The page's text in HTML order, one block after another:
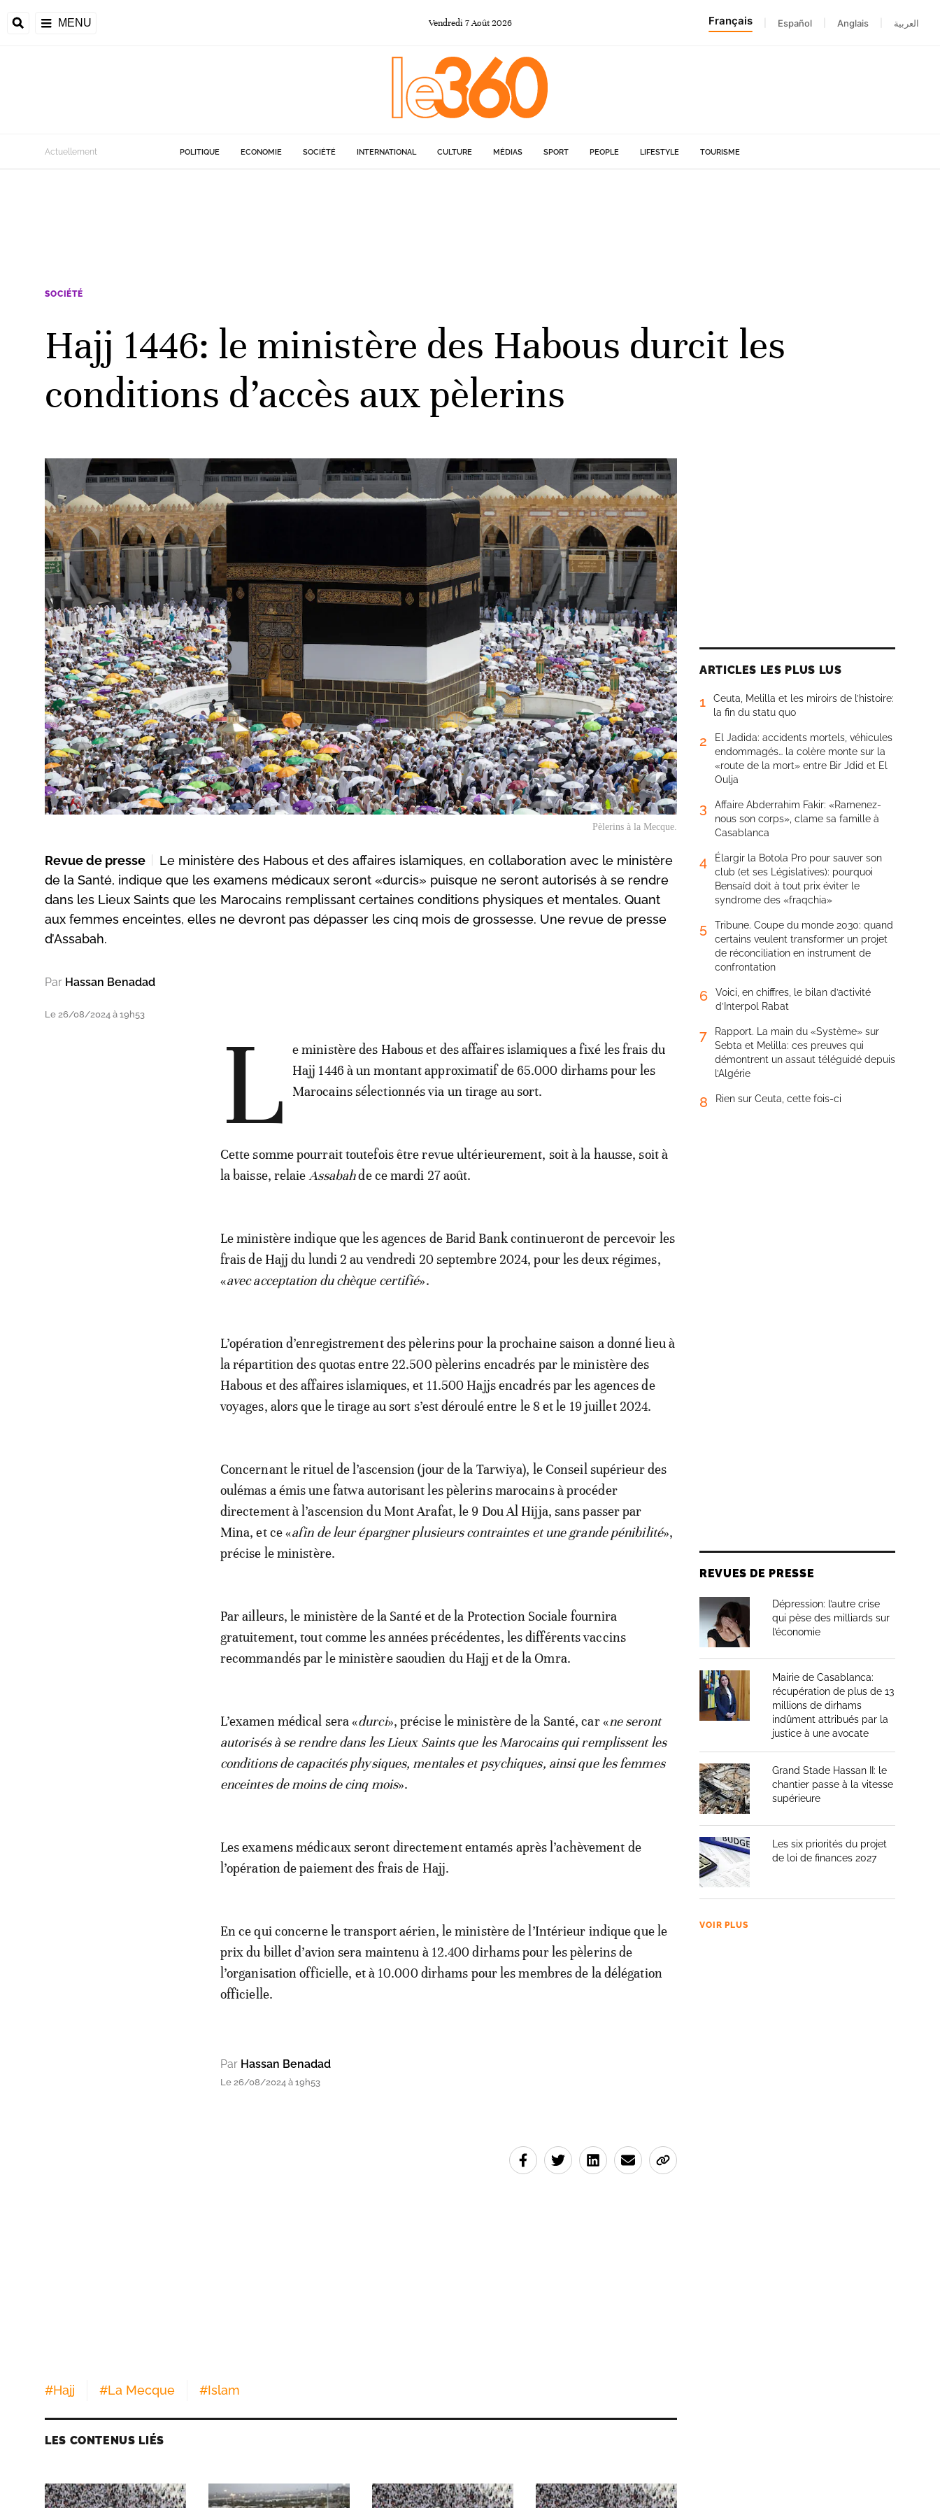
MENU Vendredi 7Août 2026 Français Español Anglais العربية
Actuellement POLITIQUE ECONOMIE SOCIÉTÉ INTERNATIONAL CULTURE MÉDIAS SPORT PEOPLE LIFESTYLE TOURISME
SOCIÉTÉ
Hajj 1446: le ministère des Habous durcit les
conditions d’accès aux pèlerins
Pèlerins à la Mecque.
Revue de presse
Le ministère des Habous et des affaires islamiques, en collaboration avec le ministère
de la Santé, indique que les examens médicaux seront «durcis» puisque ne seront autorisés à se rendre
dans les Lieux Saints que les Marocains remplissant certaines conditions physiques et mentales. Quant
aux femmes enceintes, elles ne devront pas dépasser les cinq mois de grossesse. Une revue de presse
d’Assabah.
Par Hassan Benadad
Le 26/08/2024 à 19h53 L
e ministère des Habous et des affaires islamiques a fixé les frais du
Hajj 1446 à un montant approximatif de 65.000 dirhams pour les
Marocains sélectionnés via un tirage au sort.
Cette somme pourrait toutefois être revue ultérieurement, soit à la hausse, soit à
la baisse, relaie Assabahde ce mardi 27 août.
Le ministère indique que les agences de Barid Bank continueront de percevoir les
frais de Hajj du lundi 2 au vendredi 20 septembre 2024, pour les deux régimes,
«avec acceptation du chèque certifié».
L’opération d’enregistrement des pèlerins pour la prochaine saison a donné lieu à
la répartition des quotas entre 22.500 pèlerins encadrés par le ministère des
Habous et des affaires islamiques, et 11.500 Hajjs encadrés par les agences de
voyages, alors que le tirage au sort s’est déroulé entre le 8 et le 19 juillet 2024.
Concernant le rituel de l’ascension (jour de la Tarwiya), le Conseil supérieur des
oulémas a émis une fatwa autorisant les pèlerins marocains à procéder
directement à l’ascension du Mont Arafat, le 9 Dou Al Hijja, sans passer par
Mina, et ce «afin de leur épargner plusieurs contraintes et une grande pénibilité»,
précise le ministère.
Par ailleurs, le ministère de la Santé et de la Protection Sociale fournira
gratuitement, tout comme les années précédentes, les différents vaccins
recommandés par le ministère saoudien du Hajj et de la Omra.
L’examen médical sera «durci», précise le ministère de la Santé, car «ne seront
autorisés à se rendre dans les Lieux Saints que les Marocains qui remplissent les
conditions de capacités physiques, mentales et psychiques, ainsi que les femmes
enceintes de moins de cinq mois».
Les examens médicaux seront directement entamés après l’achèvement de
l’opération de paiement des frais de Hajj.
En ce qui concerne le transport aérien, le ministère de l’Intérieur indique que le
prix du billet d’avion sera maintenu à 12.400 dirhams pour les pèlerins de
l’organisation officielle, et à 10.000 dirhams pour les membres de la délégation
officielle.
Par Hassan Benadad
Le 26/08/2024 à 19h53
#Hajj #La Mecque #Islam
LES CONTENUS LIÉS
ARTICLES LES PLUS LUS
1
Ceuta, Melilla et les miroirs de l’histoire:
la fin du statu quo
2
El Jadida: accidents mortels, véhicules
endommagés… la colère monte sur la
«route de la mort» entre Bir Jdid et El
Oulja
3
Affaire Abderrahim Fakir: «Ramenez-
nous son corps», clame sa famille à
Casablanca
4
Élargir la Botola Pro pour sauver son
club (et ses Législatives): pourquoi
Bensaïd doit à tout prix éviter le
syndrome des «fraqchia»
5
Tribune. Coupe du monde 2030: quand
certains veulent transformer un projet
de réconciliation en instrument de
confrontation
6
Voici, en chiffres, le bilan d’activité
d’Interpol Rabat
7
Rapport. La main du «Système» sur
Sebta et Melilla: ces preuves qui
démontrent un assaut téléguidé depuis
l’Algérie
8 Rien sur Ceuta, cette fois-ci
REVUES DE PRESSE
Dépression: l’autre crise
qui pèse des milliards sur
l’économie
Mairie de Casablanca:
récupération de plus de 13
millions de dirhams
indûment attribués par la
justice à une avocate
Grand Stade Hassan II: le
chantier passe à la vitesse
supérieure
Les six priorités du projet
de loi de finances 2027
VOIR PLUS